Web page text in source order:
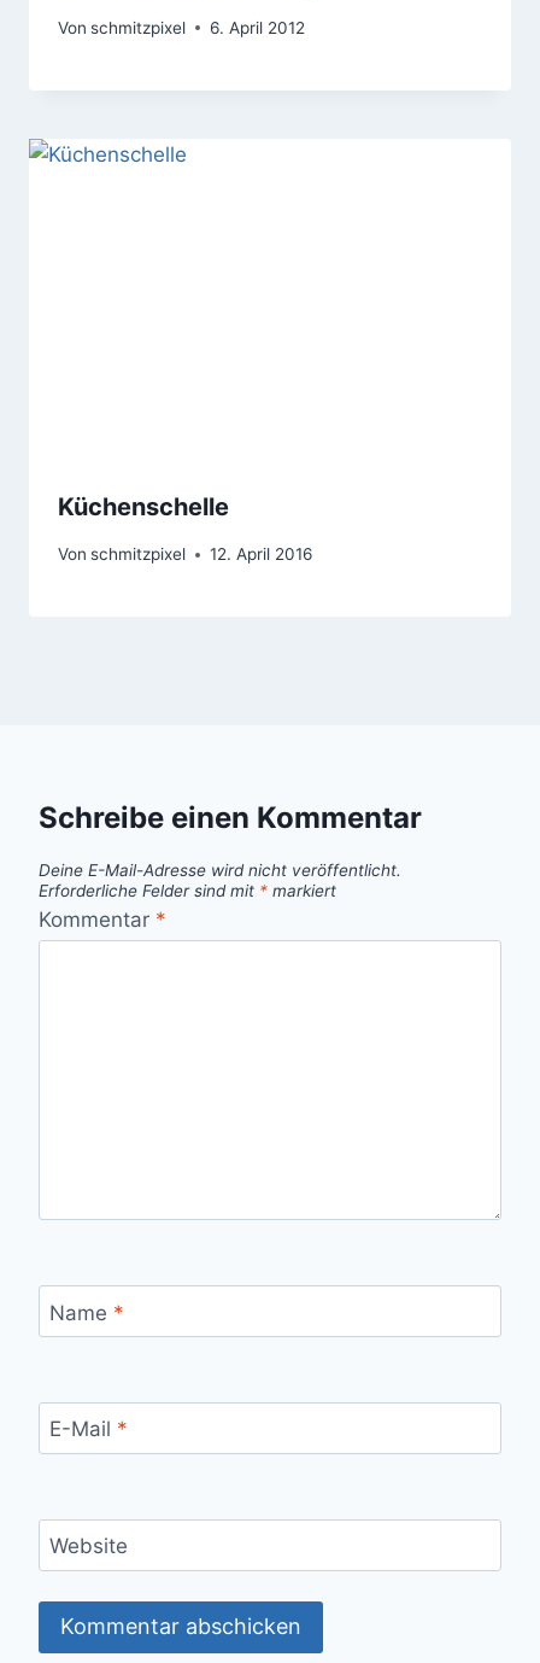
Von schmitzpixel 6. April 2012
Küchenschelle
Von schmitzpixel 12. April 2016
Schreibe einen Kommentar
Deine E-Mail-Adresse wird nicht veröffentlicht.
Erforderliche Felder sind mit * markiert
Kommentar *
Name *
E-Mail *
Website